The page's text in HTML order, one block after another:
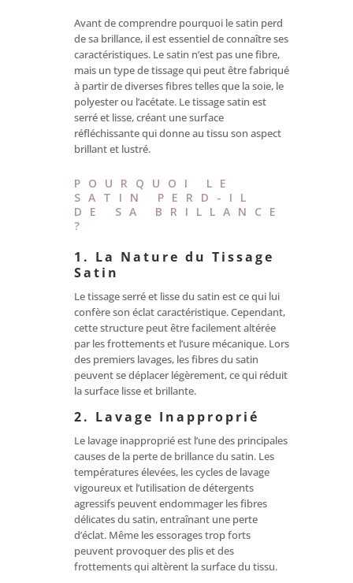
Avant de comprendre pourquoi le satin perd
de sa brillance, il est essentiel de connaître ses
caractéristiques. Le satin n’est pas une fibre,
mais un type de tissage qui peut être fabriqué
à partir de diverses fibres telles que la soie, le
polyester ou l’acétate. Le tissage satin est
serré et lisse, créant une surface
réfléchissante qui donne au tissu son aspect
brillant et lustré.
POURQUOI LE
SATIN PERD-IL
DE SA BRILLANCE
?
1. La Nature du Tissage
Satin
Le tissage serré et lisse du satin est ce qui lui
confère son éclat caractéristique. Cependant,
cette structure peut être facilement altérée
par les frottements et l’usure mécanique. Lors
des premiers lavages, les fibres du satin
peuvent se déplacer légèrement, ce qui réduit
la surface lisse et brillante.
2. Lavage Inapproprié
Le lavage inapproprié est l’une des principales
causes de la perte de brillance du satin. Les
températures élevées, les cycles de lavage
vigoureux et l’utilisation de détergents
agressifs peuvent endommager les fibres
délicates du satin, entraînant une perte
d’éclat. Même les essorages trop forts
peuvent provoquer des plis et des
frottements qui altèrent la surface du tissu.